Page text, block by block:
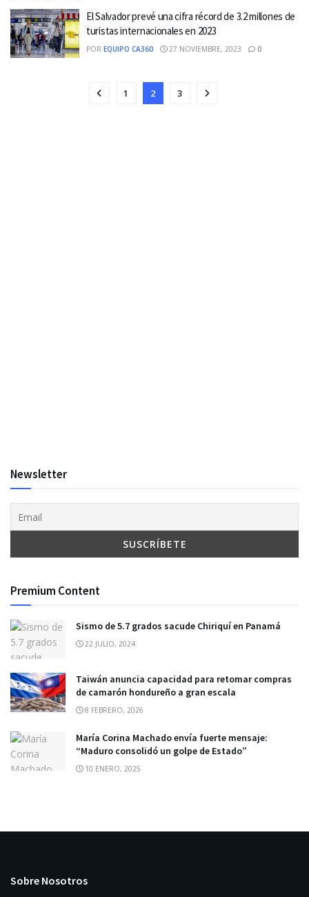
El Salvador prevé una cifra récord de 3.2 millones de
turistas internacionales en 2023
POR EQUIPO CA360 27 NOVIEMBRE, 2023 0
1 2 3
Newsletter
Premium Content
Sismo de 5.7 grados sacude Chiriquí en Panamá
22 JULIO, 2024
Taiwán anuncia capacidad para retomar compras
de camarón hondureño a gran escala
8 FEBRERO, 2026
María Corina Machado envía fuerte mensaje:
“Maduro consolidó un golpe de Estado”
10 ENERO, 2025
Sobre Nosotros